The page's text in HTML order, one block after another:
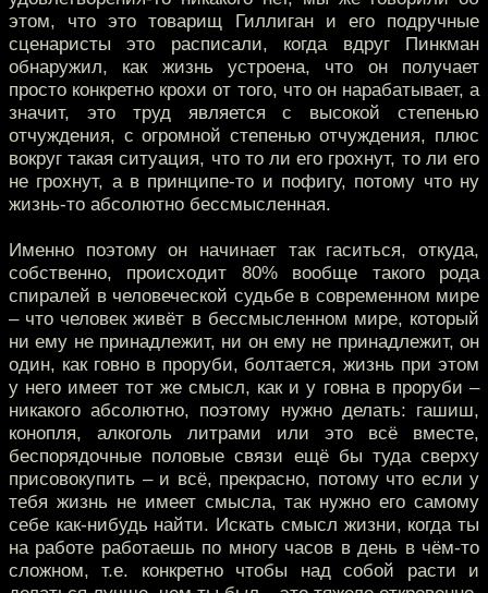
этом, что это товарищ Гиллиган и его подручные
сценаристы это расписали, когда вдруг Пинкман
обнаружил, как жизнь устроена, что он получает
просто конкретно крохи от того, что он нарабатывает, а
значит, это труд является с высокой степенью
отчуждения, с огромной степенью отчуждения, плюс
вокруг такая ситуация, что то ли его грохнут, то ли его
не грохнут, а в принципе-то и пофигу, потому что ну
жизнь-то абсолютно бессмысленная.
Именно поэтому он начинает так гаситься, откуда,
собственно, происходит 80% вообще такого рода
спиралей в человеческой судьбе в современном мире
– что человек живёт в бессмысленном мире, который
ни ему не принадлежит, ни он ему не принадлежит, он
один, как говно в проруби, болтается, жизнь при этом
у него имеет тот же смысл, как и у говна в проруби –
никакого абсолютно, поэтому нужно делать: гашиш,
конопля, алкоголь литрами или это всё вместе,
беспорядочные половые связи ещё бы туда сверху
присовокупить – и всё, прекрасно, потому что если у
тебя жизнь не имеет смысла, так нужно его самому
себе как-нибудь найти. Искать смысл жизни, когда ты
на работе работаешь по многу часов в день в чём-то
сложном, т.е. конкретно чтобы над собой расти и